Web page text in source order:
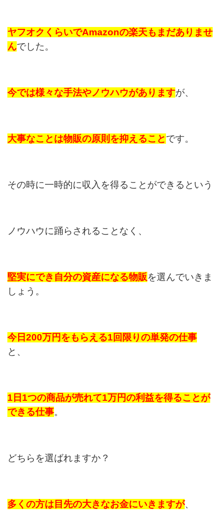
ヤフオクくらいでAmazonの楽天もまだありませ
んでした。
今では様々な手法やノウハウがありますが、
大事なことは物販の原則を抑えることです。
その時に一時的に収入を得ることができるという
ノウハウに踊らされることなく、
堅実にでき自分の資産になる物販を選んでいきま
しょう。
今日200万円をもらえる1回限りの単発の仕事
と、
1日1つの商品が売れて1万円の利益を得ることが
できる仕事。
どちらを選ばれますか？
多くの方は目先の大きなお金にいきますが、